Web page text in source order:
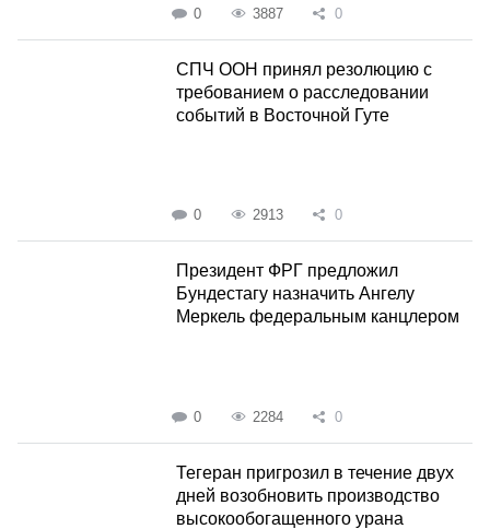
0 3887 0
СПЧ ООН принял резолюцию с
требованием о расследовании
событий в Восточной Гуте
0 2913 0
Президент ФРГ предложил
Бундестагу назначить Ангелу
Меркель федеральным канцлером
0 2284 0
Тегеран пригрозил в течение двух
дней возобновить производство
высокообогащенного урана